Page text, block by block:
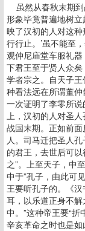
虽然从春秋末期到
形象毕竟普遍地树
映了汉初的人对这种
行行止。’虽不能至
观仲尼庙堂车服礼
下君王至于贤人众
学者宗之。自天子
种看法远在所谓董仲
一次证明了李零所
上，汉初的人对圣
战国末期。正如前
人。司马迁把圣人
的君王，去世后可
之”。上至天子，中
中于”孔子，由此可
王要听孔子的。《汉
耳，以乐道正身不
中。”这种帝王要“
辛亥革命之时也是如